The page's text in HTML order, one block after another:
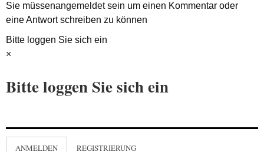
Sie müssenangemeldetsein um einen Kommentar oder
eine Antwort schreiben zu können
Bitte loggen Sie sich ein
×
Bitte loggen Sie sich ein
ANMELDEN REGISTRIERUNG